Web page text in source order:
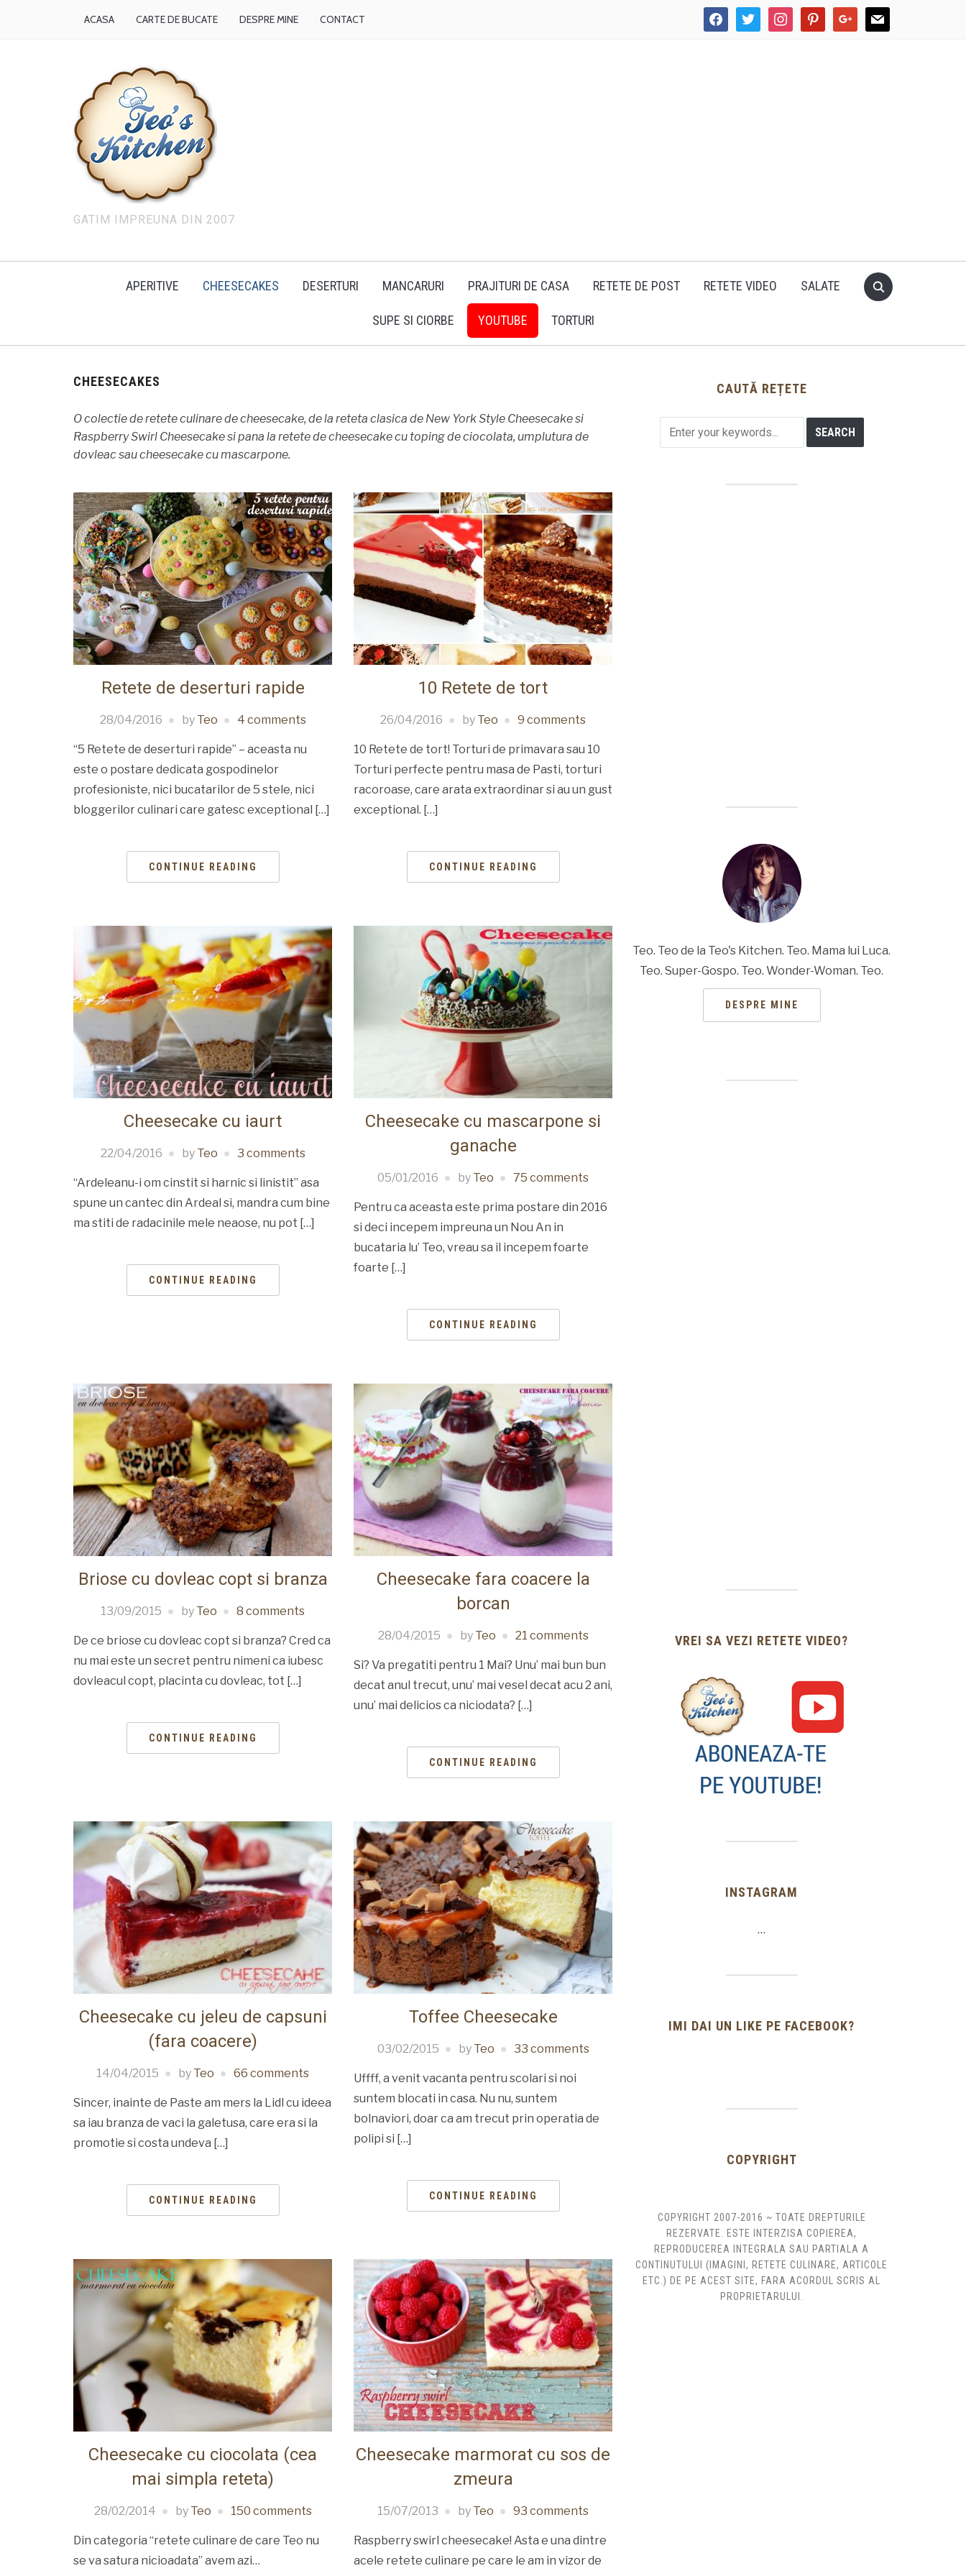
facebooktwitter instagrampinterestgoogle mail
ACASA CARTE DE BUCATE DESPRE MINE CONTACT
GATIM IMPREUNA DIN 2007
APERITIVE CHEESECAKES DESERTURI MANCARURI PRAJITURI DE CASA RETETE DE POST RETETE VIDEO SALATE
SUPE SI CIORBE YOUTUBE TORTURI
CHEESECAKES
O colectie de retete culinare de cheesecake, de la reteta clasica de New York Style Cheesecake si
Raspberry Swirl Cheesecake si pana la retete de cheesecake cu toping de ciocolata, umplutura de
dovleac sau cheesecake cu mascarpone.
Retete de deserturi rapide
28/04/2016 by Teo 4 comments
“5 Retete de deserturi rapide” – aceasta nu
este o postare dedicata gospodinelor
profesioniste, nici bucatarilor de 5 stele, nici
bloggerilor culinari care gatesc exceptional […]
CONTINUE READING
10 Retete de tort
26/04/2016 by Teo 9 comments
10 Retete de tort! Torturi de primavara sau 10
Torturi perfecte pentru masa de Pasti, torturi
racoroase, care arata extraordinar si au un gust
exceptional. […]
CONTINUE READING
Cheesecake cu iaurt
22/04/2016 by Teo 3 comments
“Ardeleanu-i om cinstit si harnic si linistit” asa
spune un cantec din Ardeal si, mandra cum bine
ma stiti de radacinile mele neaose, nu pot […]
CONTINUE READING
Cheesecake cu mascarpone si
ganache
05/01/2016 by Teo 75 comments
Pentru ca aceasta este prima postare din 2016
si deci incepem impreuna un Nou An in
bucataria lu’ Teo, vreau sa il incepem foarte
foarte […]
CONTINUE READING
Briose cu dovleac copt si branza
13/09/2015 by Teo 8 comments
De ce briose cu dovleac copt si branza? Cred ca
nu mai este un secret pentru nimeni ca iubesc
dovleacul copt, placinta cu dovleac, tot […]
CONTINUE READING
Cheesecake fara coacere la
borcan
28/04/2015 by Teo 21 comments
Si? Va pregatiti pentru 1 Mai? Unu’ mai bun bun
decat anul trecut, unu’ mai vesel decat acu 2 ani,
unu’ mai delicios ca niciodata? […]
CONTINUE READING
Cheesecake cu jeleu de capsuni
(fara coacere)
14/04/2015 by Teo 66 comments
Sincer, inainte de Paste am mers la Lidl cu ideea
sa iau branza de vaci la galetusa, care era si la
promotie si costa undeva […]
CONTINUE READING
Toffee Cheesecake
03/02/2015 by Teo 33 comments
Uffff, a venit vacanta pentru scolari si noi
suntem blocati in casa. Nu nu, suntem
bolnaviori, doar ca am trecut prin operatia de
polipi si […]
CONTINUE READING
Cheesecake cu ciocolata (cea
mai simpla reteta)
28/02/2014 by Teo 150 comments
Din categoria “retete culinare de care Teo nu
se va satura nicioadata” avem azi…
Cheesecake marmorat cu sos de
zmeura
15/07/2013 by Teo 93 comments
Raspberry swirl cheesecake! Asta e una dintre
acele retete culinare pe care le am in vizor de
CAUTĂ REȚETE
Teo. Teo de la Teo's Kitchen. Teo. Mama lui Luca.
Teo. Super-Gospo. Teo. Wonder-Woman. Teo.
DESPRE MINE
VREI SA VEZI RETETE VIDEO?
INSTAGRAM
…
IMI DAI UN LIKE PE FACEBOOK?
COPYRIGHT
COPYRIGHT 2007-2016 ~ TOATE DREPTURILE
REZERVATE. ESTE INTERZISA COPIEREA,
REPRODUCEREA INTEGRALA SAU PARTIALA A
CONTINUTULUI (IMAGINI, RETETE CULINARE, ARTICOLE
ETC.) DE PE ACEST SITE, FARA ACORDUL SCRIS AL
PROPRIETARULUI.